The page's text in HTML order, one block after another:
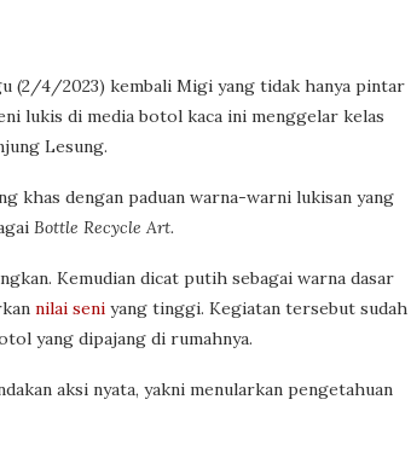
(2/4/2023) kembali Migi yang tidak hanya pintar
lukis di media botol kaca ini menggelar kelas
Lesung.
khas dengan paduan warna-warni lukisan yang
Bottle Recycle Art.
Kemudian dicat putih sebagai warna dasar
nilai seni yang tinggi. Kegiatan tersebut sudah
yang dipajang di rumahnya.
aksi nyata, yakni menularkan pengetahuan